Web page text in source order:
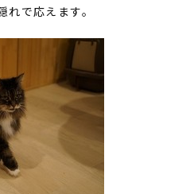
で応えます。